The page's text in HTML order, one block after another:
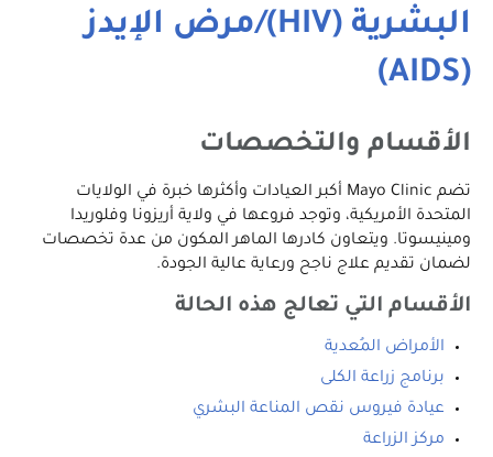
البشرية (HIV)/مرض الإيدز
(AIDS)
الأقسام والتخصصات
تضم Mayo Clinic أكبر العيادات وأكثرها خبرة في الولايات
المتحدة الأمريكية، وتوجد فروعها في ولاية أريزونا وفلوريدا
ومينيسوتا. ويتعاون كادرها الماهر المكون من عدة تخصصات
لضمان تقديم علاج ناجح ورعاية عالية الجودة.
الأقسام التي تعالج هذه الحالة
الأمراض المُعدية
برنامج زراعة الكلى
عيادة فيروس نقص المناعة البشري
مركز الزراعة